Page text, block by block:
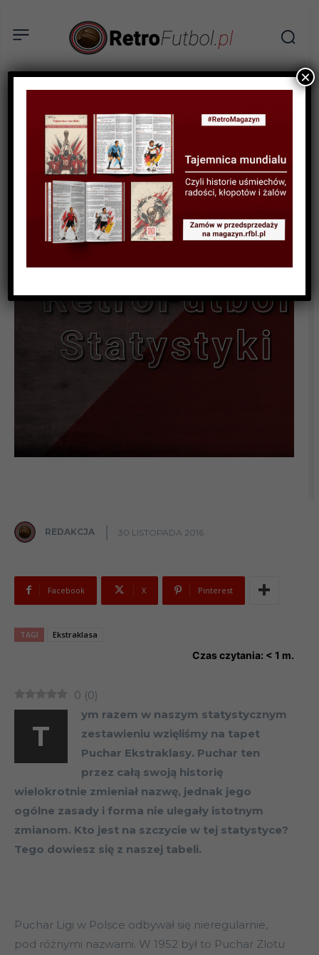
STATYSTYKI FUTBOLOWE
STATYSTYKI KLUBOWE
STATYSTYKI LIGOWE
Tabela wszech czasów
Pucharu Ligi / Ekstraklasy
REDAKCJA 30 LISTOPADA 2016
Facebook X Pinterest
TAGI Ekstraklasa
Czas czytania: < 1 m.
0 (0)
T
ym razem w naszym statystycznym
zestawieniu wzięliśmy na tapet
Puchar Ekstraklasy. Puchar ten
przez całą swoją historię
wielokrotnie zmieniał nazwę, jednak jego
ogólne zasady i forma nie ulegały istotnym
zmianom. Kto jest na szczycie w tej statystyce?
Tego dowiesz się z naszej tabeli.
Puchar Ligi w Polsce odbywał się nieregularnie,
pod różnymi nazwami. W 1952 był to Puchar Zlotu
×